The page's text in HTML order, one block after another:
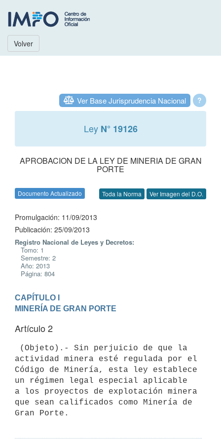
Volver
?
Ver Base Jurisprudencia Nacional
Ley N° 19126
APROBACION DE LA LEY DE MINERIA DE GRAN
PORTE
Documento Actualizado Toda la Norma Ver Imagen del D.O.
Promulgación: 11/09/2013
Publicación: 25/09/2013
Registro Nacional de Leyes y Decretos:
Tomo: 1
Semestre: 2
Año: 2013
Página: 804
CAPÍTULO I
MINERÍA DE GRAN PORTE
Artículo 2
actividad minera esté regulada por el
Código de Minería, esta ley establece
un régimen legal especial aplicable
a los proyectos de explotación minera
que sean calificados como Minería de